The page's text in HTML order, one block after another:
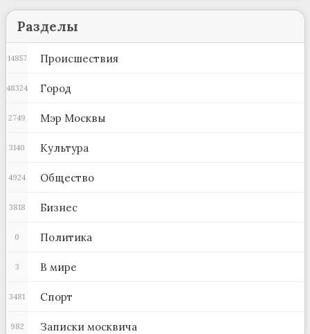
Разделы
Происшествия
14857
Город
48324
Мэр Москвы
2749
Культура
3140
Общество
4924
Бизнес
3818
Политика
0
В мире
3
Спорт
3481
Записки москвича
982